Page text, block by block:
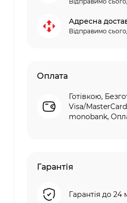
Адресна
Відправимо
Оплата
Готівкою,
Visa/
monobank,
Гарантія
Гарантія до 24